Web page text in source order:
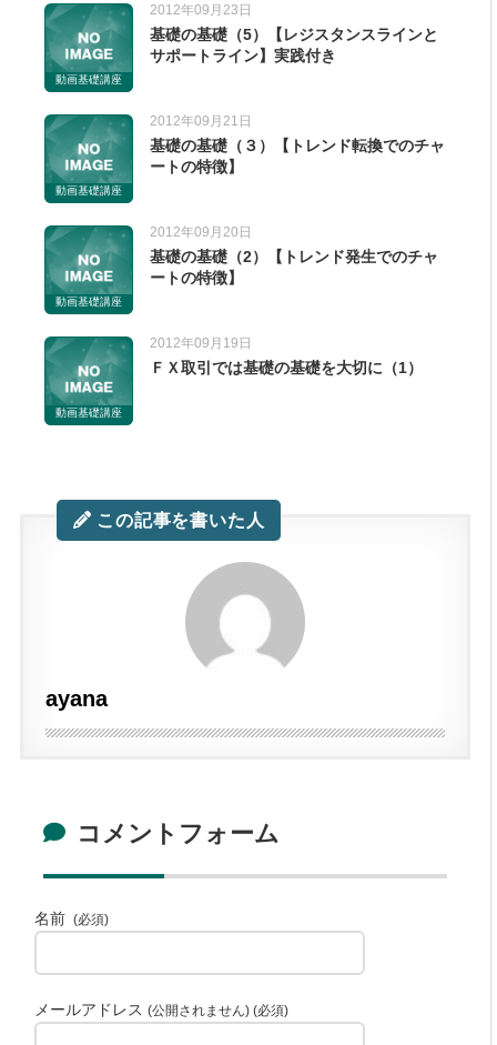
動画基礎講座
2012年09月23日
基礎の基礎（5）【レジスタンスラインと
サポートライン】実践付き
動画基礎講座
2012年09月21日
基礎の基礎（３）【トレンド転換でのチャ
ートの特徴】
動画基礎講座
2012年09月20日
基礎の基礎（2）【トレンド発生でのチャ
ートの特徴】
動画基礎講座
2012年09月19日
ＦＸ取引では基礎の基礎を大切に（1）
この記事を書いた人
ayana
コメントフォーム
名前 (必須)
メールアドレス(公開されません) (必須)